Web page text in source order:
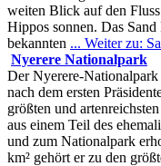
weiten Blick auf den
Hippos sonnen. Das
bekannten ... Weiter zu:
Nyerere Nationalpark
Der Nyerere-Nationalpark
nach dem ersten
größten und
aus einem Teil des
und zum Nationalpark
km² gehört er zu den